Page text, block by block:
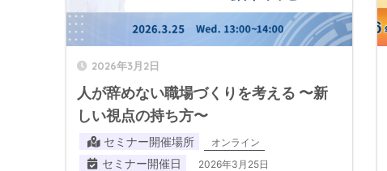
2026年3月2日
人が辞めない職場づくりを考える 〜新
しい視点の持ち方〜
セミナー開催場所 オンライン
セミナー開催日 2026年3月25日